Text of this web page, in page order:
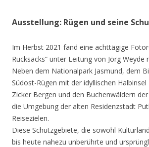
Ausstellung: Rügen und seine
Im Herbst 2021 fand eine achttägige
Rucksacks“ unter Leitung von Jörg Weyde
Neben dem Nationalpark Jasmund, dem
Südost-Rügen mit der idyllischen
Zicker Bergen und den Buchenwäldern
die Umgebung der alten Residenzstadt
Reisezielen.
Diese Schutzgebiete, die sowohl
bis heute nahezu unberührte und